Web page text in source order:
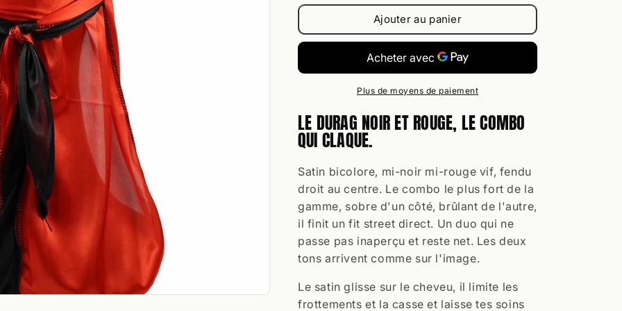
Rouge
Rouge
Ajouter au panier
Plus de moyens de paiement
LE DURAG NOIR ET ROUGE, LE COMBO
QUI CLAQUE.
Satin bicolore, mi-noir mi-rouge vif, fendu
droit au centre. Le combo le plus fort de la
gamme, sobre d'un côté, brûlant de l'autre,
il finit un fit street direct. Un duo qui ne
passe pas inaperçu et reste net. Les deux
tons arrivent comme sur l'image.
Le satin glisse sur le cheveu, il limite les
frottements et la casse et laisse tes soins